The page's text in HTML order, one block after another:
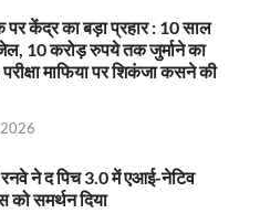
पर केंद्र का बड़ा प्रहार : 10 साल
10 करोड़ रुपये तक जुर्माने का
माफिया पर शिकंजा कसने की
ने द पिच 3.0 में एआई-नेटिव
को समर्थन दिया